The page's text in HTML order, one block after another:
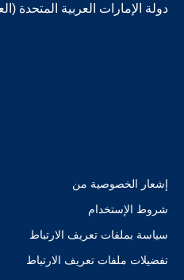
دولة الإمارات العربية المتحدة
إشعار الخصوصية من
شروط الإستخدام
سياسة بملفات تعريف الارتباط
تفضيلات ملفات تعريف الارتباط